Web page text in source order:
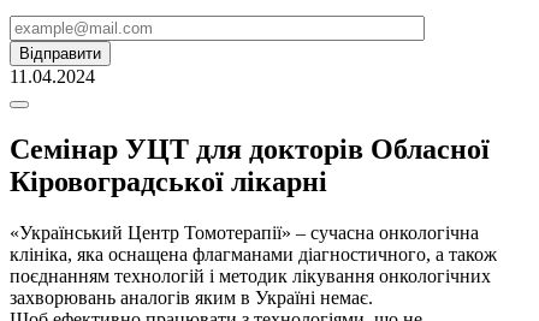
11.04.2024
Семінар УЦТ для докторів Обласної
Кіровоградської лікарні
«Український Центр Томотерапії» – сучасна онкологічна
клініка, яка оснащена флагманами діагностичного, а також
поєднанням технологій і методик лікування онкологічних
захворювань аналогів яким в Україні немає.